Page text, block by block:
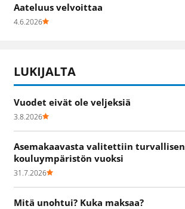
Aateluus velvoittaa
4.6.2026
LUKIJALTA
Vuodet eivät ole veljeksiä
3.8.2026
Asemakaavasta valitettiin turvallisen
kouluympäristön vuoksi
31.7.2026
Mitä unohtui? Kuka maksaa?